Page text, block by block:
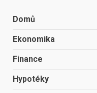
Domů
Ekonomika
Finance
Hypotéky